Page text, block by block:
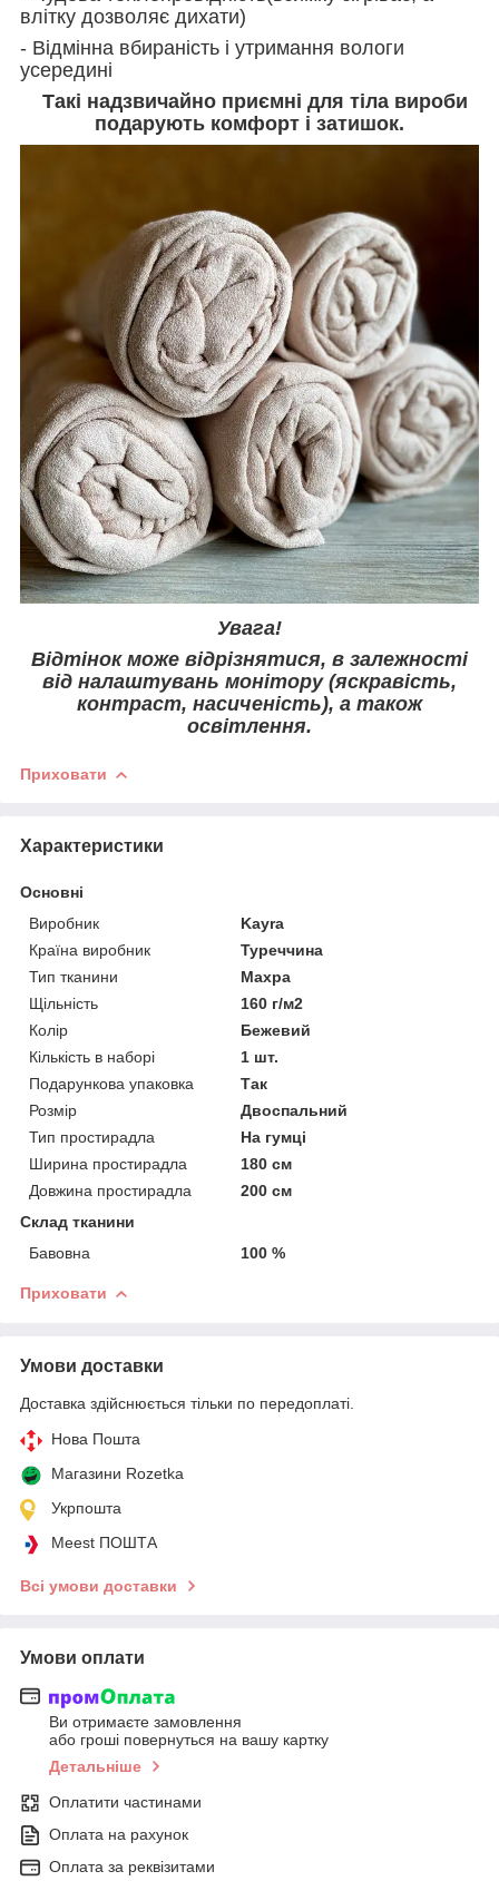
влітку дозволяє дихати)
- Відмінна вбираність і утримання вологи
усередині
Такі надзвичайно приємні для тіла вироби
подарують комфорт і затишок.
Увага!
Відтінок може відрізнятися, в залежності
від налаштувань монітору (яскравість,
контраст, насиченість), а також
освітлення.
Приховати
Характеристики
Основні
Виробник
Kayra
Країна виробник
Туреччина
Тип тканини
Махра
Щільність
160 г/м2
Колір
Бежевий
Кількість в наборі
1 шт.
Подарункова упаковка
Так
Розмір
Двоспальний
Тип простирадла
На гумці
Ширина простирадла
180 см
Довжина простирадла
200 см
Склад тканини
Бавовна
100 %
Приховати
Умови доставки
Доставка здійснюється тільки по передоплаті.
Нова Пошта
Магазини Rozetka
Укрпошта
Meest ПОШТА
Всі умови доставки
Умови оплати
Ви отримаєте замовлення
або гроші повернуться на вашу картку
Детальніше
Оплатити частинами
Оплата на рахунок
Оплата за реквізитами